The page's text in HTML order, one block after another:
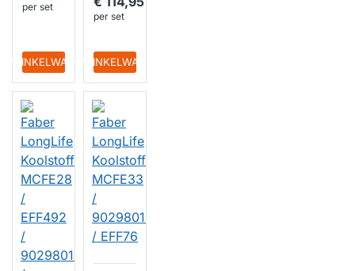
per set
WINKELWAGEN
per set
IN WINKELWAGEN